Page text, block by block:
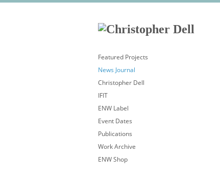
Featured Projects
News Journal
Christopher Dell
IFIT
ENW Label
Event Dates
Publications
Work Archive
ENW Shop